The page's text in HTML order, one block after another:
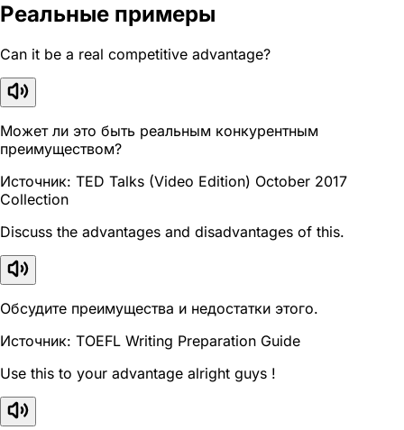
Реальные примеры
Can it be a real competitive advantage?
Может ли это быть реальным конкурентным
преимуществом?
Источник: TED Talks (Video Edition) October 2017
Collection
Discuss the advantages and disadvantages of this.
Обсудите преимущества и недостатки этого.
Источник: TOEFL Writing Preparation Guide
Use this to your advantage alright guys !